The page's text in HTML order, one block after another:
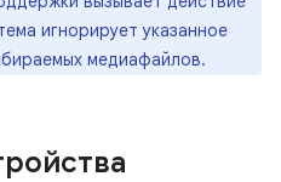
игнорирует указанное
медиафайлов.